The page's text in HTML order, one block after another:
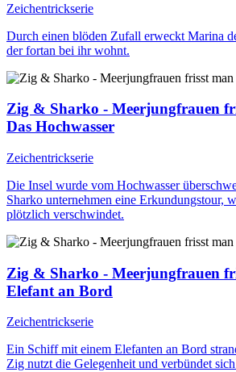
Zeichentrickserie
Durch einen blöden Zufall erweckt Marina
der fortan bei ihr wohnt.
Zig & Sharko - Meerjungfrauen
Das Hochwasser
Zeichentrickserie
Die Insel wurde vom Hochwasser
Sharko unternehmen eine Erkundungstour,
plötzlich verschwindet.
Zig & Sharko - Meerjungfrauen
Elefant an Bord
Zeichentrickserie
Ein Schiff mit einem Elefanten an Bord
Zig nutzt die Gelegenheit und verbündet